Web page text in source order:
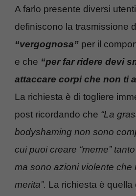
A farlo presente diversi
definiscono la trasmissione
“vergognosa” per il
e che “per far ridere devi
attaccare corpi che non ti
La richiesta è di togliere
post ricordando che “La
bodyshaming non sono
cui puoi creare “meme”
ma sono azioni violente che
merita”. La richiesta è quella